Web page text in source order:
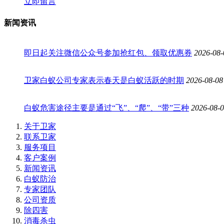
新闻资讯
即日起关注微信公众号参加抢红包、领取优惠券 2026-
卫家白蚁公司专家表示春天是白蚁活跃的时期 2026-08-08
白蚁危害途径主要是通过“飞”、“爬”、“带”三种 2026-08-
关于卫家
联系卫家
服务项目
客户案例
新闻资讯
白蚁防治
专家团队
公司资质
除四害
消毒杀虫